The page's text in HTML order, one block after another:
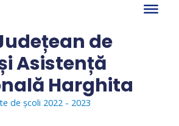
de
Asistență
Harghita
de școli 2022 - 2023